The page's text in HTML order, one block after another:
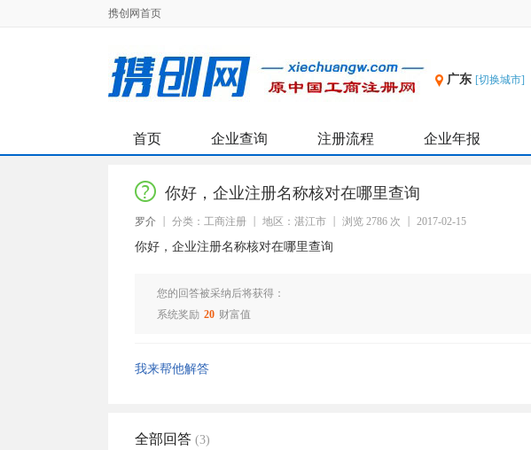
携创网首页
广东 [切换城市]
首页 企业查询 注册流程 企业年报
你好，企业注册名称核对在哪里查询
罗介 分类：工商注册 地区：湛江市 浏览 2786 次 2017-02-15
你好，企业注册名称核对在哪里查询
您的回答被采纳后将获得：
系统奖励 20 财富值
我来帮他解答
全部回答 (3)